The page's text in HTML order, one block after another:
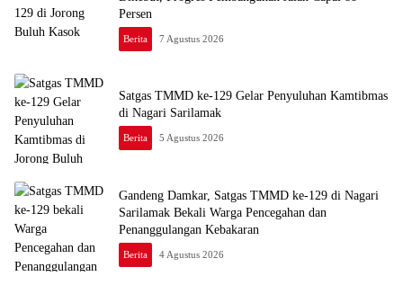
Persen
Berita 7 Agustus 2026
Satgas TMMD ke-129 Gelar Penyuluhan Kamtibmas
di Nagari Sarilamak
Berita 5 Agustus 2026
Gandeng Damkar, Satgas TMMD ke-129 di Nagari
Sarilamak Bekali Warga Pencegahan dan
Penanggulangan Kebakaran
Berita 4 Agustus 2026